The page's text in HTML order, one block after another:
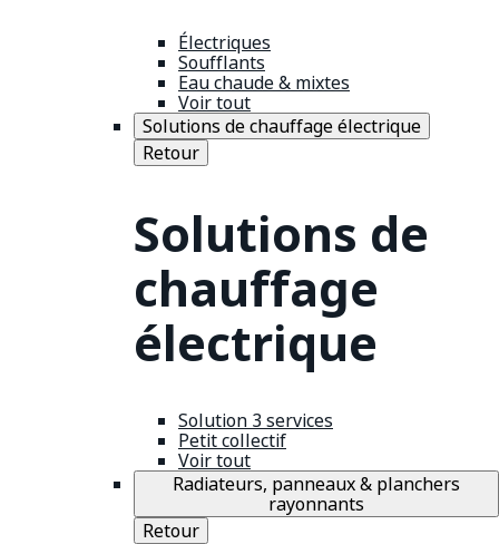
Électriques
Soufflants
Eau chaude & mixtes
Voir tout
Solutions de chauffage électrique
Retour
Solutions de
chauffage
électrique
Solution 3 services
Petit collectif
Voir tout
Radiateurs, panneaux & planchers
rayonnants
Retour